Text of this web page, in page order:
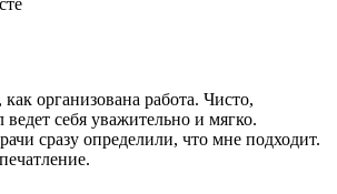
организована работа. Чисто,
ведет себя уважительно и мягко.
сразу определили, что мне подходит.